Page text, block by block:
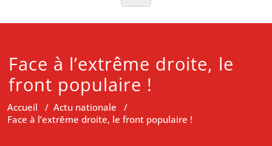
Face à l’extrême droite, le
front populaire !
Accueil / Actu nationale /
Face à l’extrême droite, le front populaire !